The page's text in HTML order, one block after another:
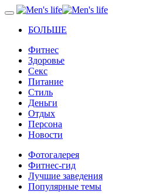
БОЛЬШЕ
Фитнес
Здоровье
Секс
Питание
Стиль
Деньги
Отдых
Персона
Новости
Фотогалерея
Фитнес-гид
Лучшие заведения
Популярные темы